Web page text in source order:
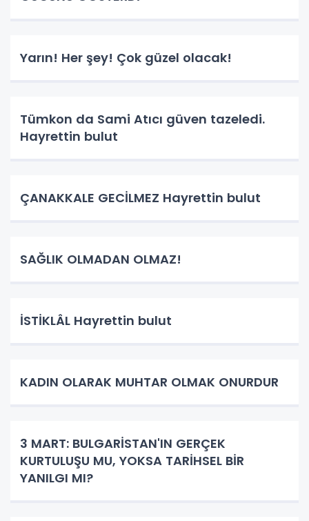
Yarın! Her şey! Çok güzel olacak!
Tümkon da Sami Atıcı güven tazeledi.
Hayrettin bulut
ÇANAKKALE GECİLMEZ Hayrettin bulut
SAĞLIK OLMADAN OLMAZ!
İSTİKLÂL Hayrettin bulut
KADIN OLARAK MUHTAR OLMAK ONURDUR
3 MART: BULGARİSTAN'IN GERÇEK
KURTULUŞU MU, YOKSA TARİHSEL BİR
YANILGI MI?